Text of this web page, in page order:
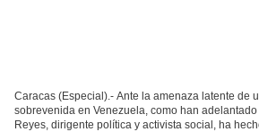
Caracas (Especial).- Ante la amenaza latente de
sobrevenida en Venezuela, como han
Reyes, dirigente política y activista social, ha